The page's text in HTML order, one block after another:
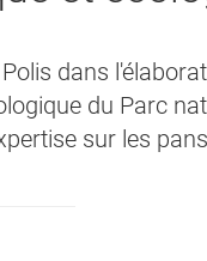
dans
du Parc
sur les